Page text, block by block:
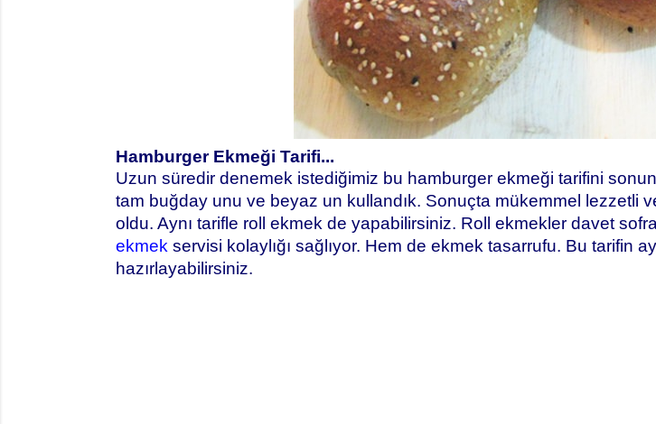
Hamburger Ekmeği Tarifi...
Uzun süredir denemek istediğimiz bu hamburger ekmeği tarifini
tam buğday unu ve beyaz un kullandık. Sonuçta mükemmel lezzetli
oldu. Aynı tarifle roll ekmek de yapabilirsiniz. Roll ekmekler davet
ekmek servisi kolaylığı sağlıyor. Hem de ekmek tasarrufu. Bu tarifin
hazırlayabilirsiniz.